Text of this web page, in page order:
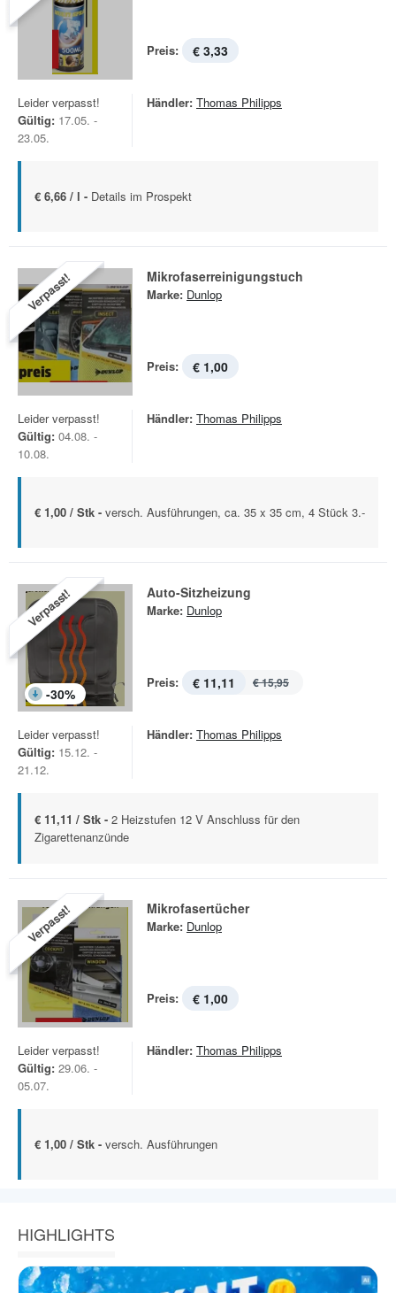
Preis: € 3,33
Leider verpasst!
Gültig: 17.05. -
23.05.
Händler: Thomas Philipps
€ 6,66 / l - Details im Prospekt
Verpasst! Mikrofaserreinigungstuch
Marke: Dunlop
Preis: € 1,00
Leider verpasst!
Gültig: 04.08. -
10.08.
Händler: Thomas Philipps
€ 1,00 / Stk - versch. Ausführungen, ca. 35 x 35 cm, 4 Stück 3.-
Verpasst!
-30%
Auto-Sitzheizung
Marke: Dunlop
Preis: € 11,11 € 15,95
Leider verpasst!
Gültig: 15.12. -
21.12.
Händler: Thomas Philipps
€ 11,11 / Stk - 2 Heizstufen 12 V Anschluss für den
Zigarettenanzünde
Verpasst! Mikrofasertücher
Marke: Dunlop
Preis: € 1,00
Leider verpasst!
Gültig: 29.06. -
05.07.
Händler: Thomas Philipps
€ 1,00 / Stk - versch. Ausführungen
HIGHLIGHTS